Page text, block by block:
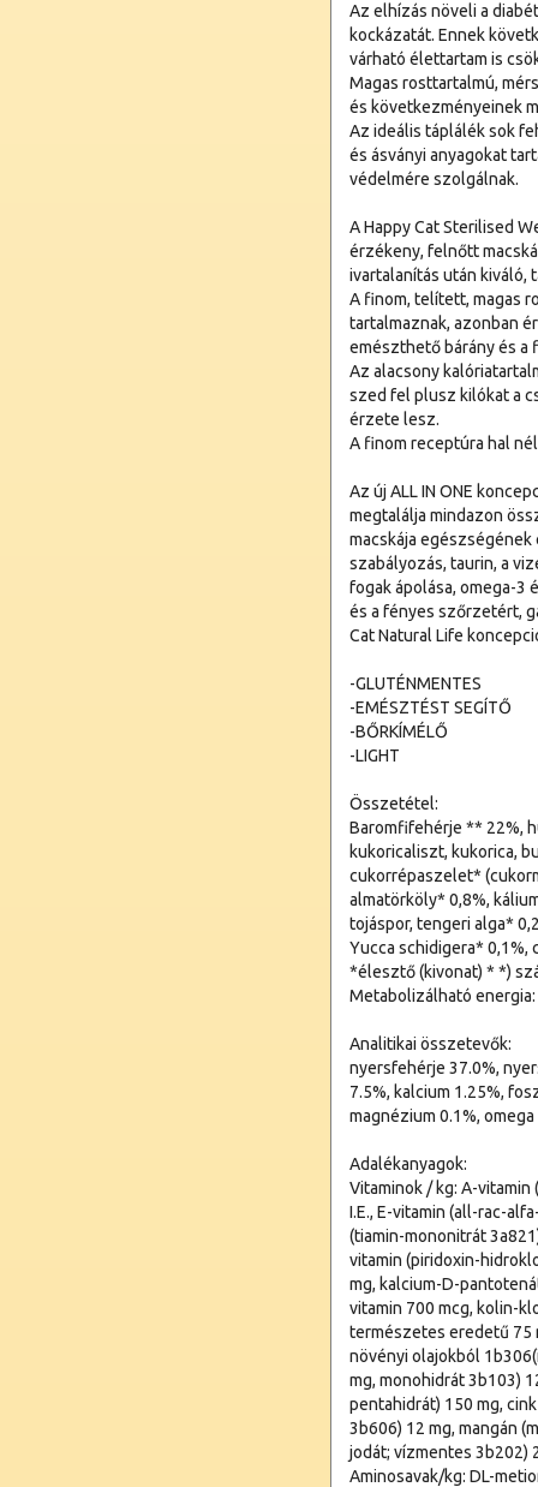
Az elhízás növeli a
kockázatát. Ennek
várható élettartam is
Magas rosttartalmú,
és következményeinek
Az ideális táplálék sok
és ásványi anyagokat
védelmére szolgálnak.
A Happy Cat Sterilised
érzékeny, felnőtt
ivartalanítás után kiváló,
A finom, telített, magas
tartalmaznak, azonban
emészthető bárány és a
Az alacsony
szed fel plusz kilókat a
érzete lesz.
A finom receptúra hal
Az új ALL IN ONE
megtalálja mindazon
macskája
szabályozás, taurin, a
fogak ápolása, omega-3
és a fényes szőrzetért,
Cat Natural Life
-GLUTÉNMENTES
-EMÉSZTÉST SEGÍTŐ
-BŐRKÍMÉLŐ
-LIGHT
Összetétel:
Baromfifehérje ** 22%,
kukoricaliszt, kukorica,
cukorrépaszelet*
almatörköly* 0,8%,
tojáspor, tengeri alga*
Yucca schidigera* 0,1%,
*élesztő (kivonat) * *)
Metabolizálható
Analitikai összetevők:
nyersfehérje 37.0%,
7.5%, kalcium 1.25%,
magnézium 0.1%,
Adalékanyagok:
Vitaminok / kg: A-vitamin
I.E., E-vitamin (all-rac-
(tiamin-mononitrát
vitamin (piridoxin-
mg, kalcium-D-
vitamin 700 mcg, kolin-
természetes eredetű 75
növényi olajokból
mg, monohidrát 3b103)
pentahidrát) 150 mg,
3b606) 12 mg, mangán
jodát; vízmentes 3b202)
Aminosavak/kg: DL-